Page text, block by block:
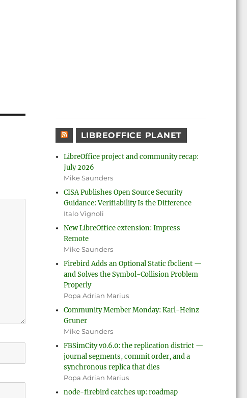
LIBREOFFICE PLANET
LibreOffice project and community recap:
July 2026
Mike Saunders
CISA Publishes Open Source Security
Guidance: Verifiability Is the Difference
Italo Vignoli
New LibreOffice extension: Impress
Remote
Mike Saunders
Firebird Adds an Optional Static fbclient —
and Solves the Symbol-Collision Problem
Properly
Popa Adrian Marius
Community Member Monday: Karl-Heinz
Gruner
Mike Saunders
FBSimCity v0.6.0: the replication district —
journal segments, commit order, and a
synchronous replica that dies
Popa Adrian Marius
node-firebird catches up: roadmap